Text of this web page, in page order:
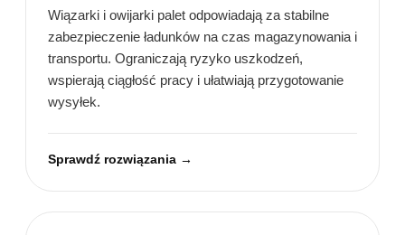
Wiązarki i owijarki palet odpowiadają za stabilne
zabezpieczenie ładunków na czas magazynowania i
transportu. Ograniczają ryzyko uszkodzeń,
wspierają ciągłość pracy i ułatwiają przygotowanie
wysyłek.
Sprawdź rozwiązania →